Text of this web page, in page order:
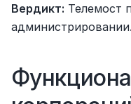
Вердикт: Телемост
администрировании.